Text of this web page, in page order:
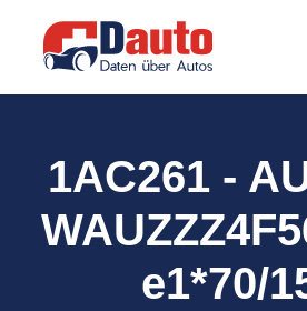
1AC261 -
e1*70/